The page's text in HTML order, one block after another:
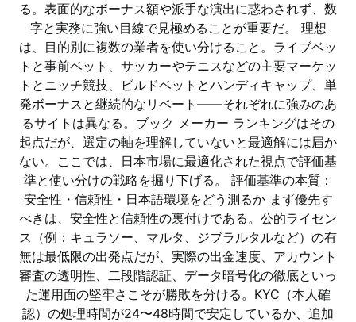
る。表面的なボーナス額や派手な演出に惑わされず、数
字と実務に強い目線で見極めることが重要だ。 理想
は、目的別に複数の業者を使い分けること。ライブベッ
トと事前ベット、サッカーやテニスなどの主要マーケッ
トとニッチ競技、ビルドベットとハンディキャップ、単
発ボーナスと継続的なリベート——それぞれに強みのあ
るサイトは異なる。ブック メーカー ランキングはその
起点だが、選定の軸を理解していないと最適解には届か
ない。ここでは、日本市場に最適化された視点で評価基
準と使い分けの戦略を掘り下げる。 評価基準の本質：
安全性・信頼性・日本語環境をどう測るか まず優先す
べきは、安全性と信頼性の裏付けである。公的ライセン
ス（例：キュラソー、マルタ、ジブラルタルなど）の有
無は最低限の出発点だが、実際の出金速度、アカウント
審査の透明性、二段階認証、データ暗号化の徹底といっ
た運用面の堅牢さこそが勝敗を分ける。KYC（本人確
認）の処理時間が24〜48時間で安定しているか、追加